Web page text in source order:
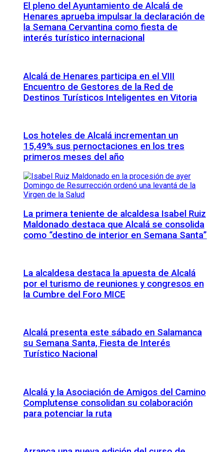
El pleno del Ayuntamiento de Alcalá de
Henares aprueba impulsar la declaración de
la Semana Cervantina como fiesta de
interés turístico internacional
Alcalá de Henares participa en el VIII
Encuentro de Gestores de la Red de
Destinos Turísticos Inteligentes en Vitoria
Los hoteles de Alcalá incrementan un
15,49% sus pernoctaciones en los tres
primeros meses del año
La primera teniente de alcaldesa Isabel Ruiz
Maldonado destaca que Alcalá se consolida
como “destino de interior en Semana Santa”
La alcaldesa destaca la apuesta de Alcalá
por el turismo de reuniones y congresos en
la Cumbre del Foro MICE
Alcalá presenta este sábado en Salamanca
su Semana Santa, Fiesta de Interés
Turístico Nacional
Alcalá y la Asociación de Amigos del Camino
Complutense consolidan su colaboración
para potenciar la ruta